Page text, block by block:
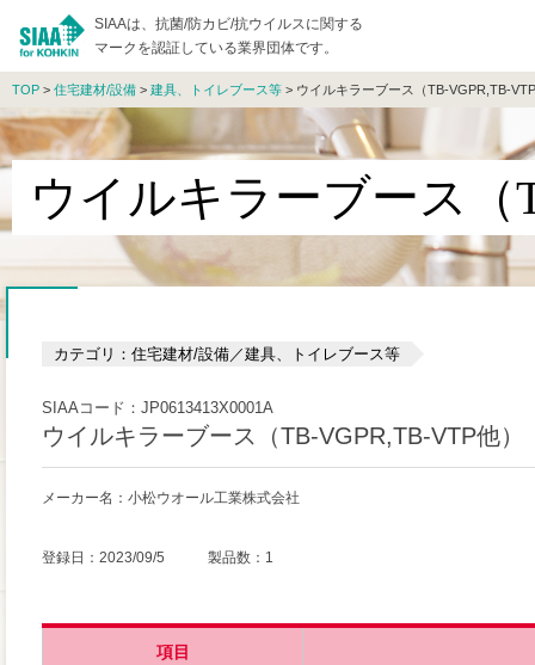
SIAAは、抗菌/防カビ/抗ウイルスに関する
マークを認証している業界団体です。
TOP > 住宅建材/設備 > 建具、トイレブース等 > ウイルキラーブース（TB-VGPR,TB-
ウイルキラーブース（
カテゴリ：住宅建材/設備／建具、トイレブース等
SIAAコード：JP0613413X0001A
ウイルキラーブース（TB-VGPR,TB-VTP他）
メーカー名：小松ウオール工業株式会社
登録日：2023/09/5 製品数：1
項目